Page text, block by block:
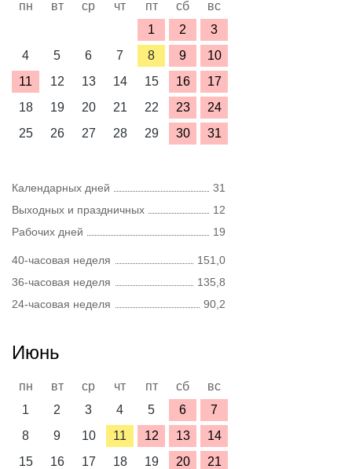
пн вт ср чт пт сб
вс
1
2
3
4
5 6 7 8 9
10
11
12 13 14 15 16
17
18
19 20 21 22 23
24
25
26 27 28 29 30 31
Календарных дней
31
Выходных и праздничных
12
Рабочих дней
19
40-часовая неделя
151,0
36-часовая неделя
135,8
24-часовая неделя
90,2
Июнь
пн вт ср чт пт сб
вс
1
2 3 4 5 6
7
8
9 10 11 12 13
14
15
16 17 18 19 20
21